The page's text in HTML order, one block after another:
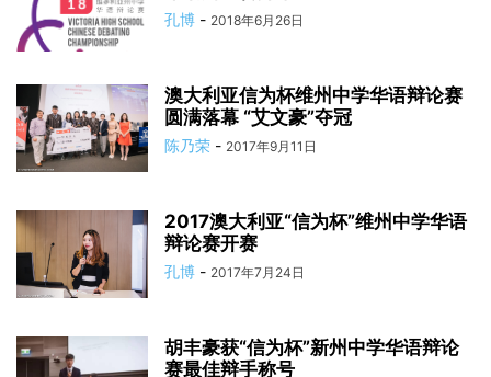
孔博 - 2018年6月26日
澳大利亚信为杯维州中学华语辩论赛
圆满落幕 “艾文豪”夺冠
陈乃荣 - 2017年9月11日
2017澳大利亚“信为杯”维州中学华语
辩论赛开赛
孔博 - 2017年7月24日
胡丰豪获“信为杯”新州中学华语辩论
赛最佳辩手称号